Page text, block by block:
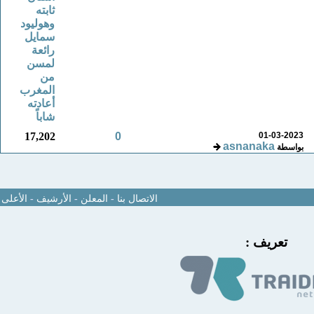
ثابته
وهوليود
سمايل
رائعة
لمسن
من
المغرب
أعادته
شاباً
01-03-2023
بواسطة asnanaka
0
17,202
الاتصال بنا - المعلن - الأرشيف - الأعلى
تعريف :